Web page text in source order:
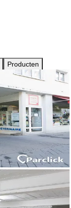
Producten